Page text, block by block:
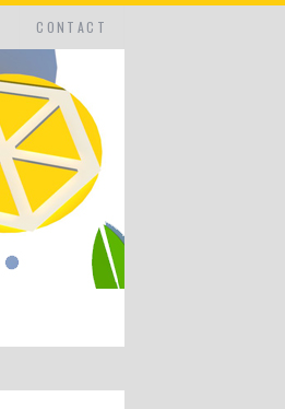
CONTACT